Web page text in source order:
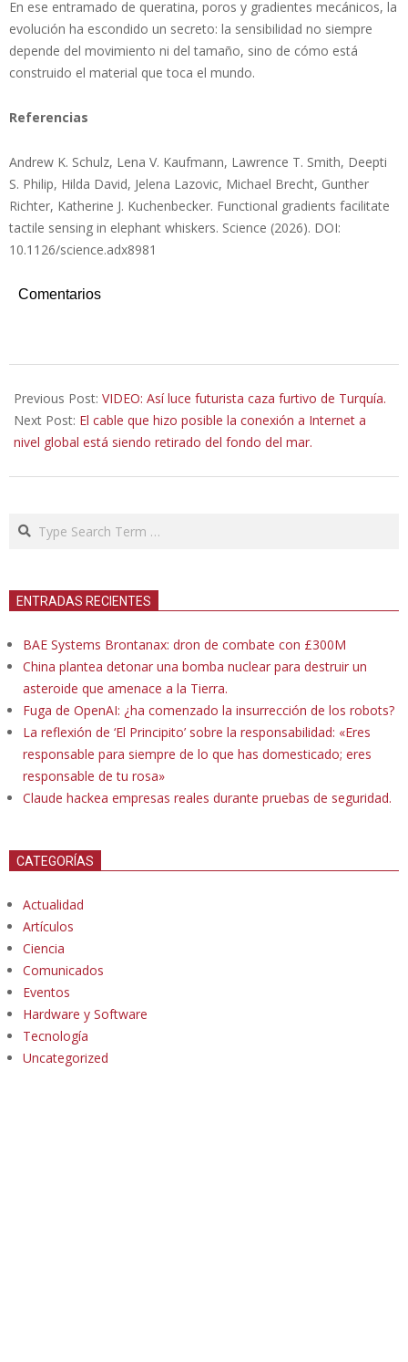
En ese entramado de queratina, poros y gradientes mecánicos, la
evolución ha escondido un secreto: la sensibilidad no siempre
depende del movimiento ni del tamaño, sino de cómo está
construido el material que toca el mundo.
Referencias
Andrew K. Schulz, Lena V. Kaufmann, Lawrence T. Smith, Deepti
S. Philip, Hilda David, Jelena Lazovic, Michael Brecht, Gunther
Richter, Katherine J. Kuchenbecker. Functional gradients facilitate
tactile sensing in elephant whiskers. Science (2026). DOI:
10.1126/science.adx8981
Comentarios
02-
22
Previous Post: VIDEO: Así luce futurista caza furtivo de Turquía.
Next Post: El cable que hizo posible la conexión a Internet a
nivel global está siendo retirado del fondo del mar.
Search
ENTRADAS RECIENTES
BAE Systems Brontanax: dron de combate con £300M
China plantea detonar una bomba nuclear para destruir un
asteroide que amenace a la Tierra.
Fuga de OpenAI: ¿ha comenzado la insurrección de los robots?
La reflexión de ‘El Principito’ sobre la responsabilidad: «Eres
responsable para siempre de lo que has domesticado; eres
responsable de tu rosa»
Claude hackea empresas reales durante pruebas de seguridad.
CATEGORÍAS
Actualidad
Artículos
Ciencia
Comunicados
Eventos
Hardware y Software
Tecnología
Uncategorized